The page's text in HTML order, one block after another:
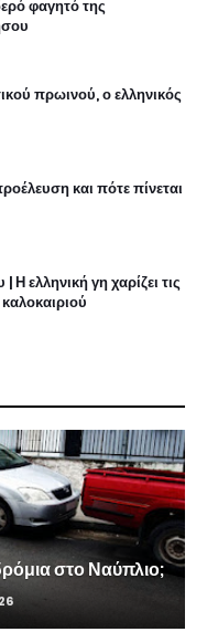
φαγητό της
πρωινού, ο ελληνικός
και πότε πίνεται
ελληνική γη χαρίζει τις
στο Ναύπλιο;